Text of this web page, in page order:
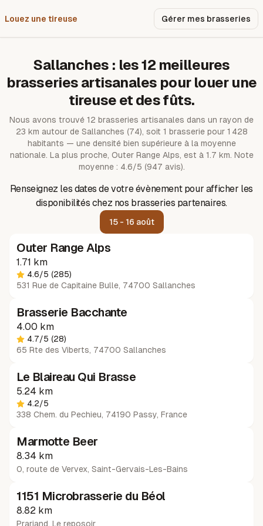
Louez une tireuse Gérer mes brasseries
Sallanches : les12 meilleures
brasseries artisanales pour louer une
tireuse et des fûts.
Nous avons trouvé 12 brasseries artisanales dans un rayon de
23 km autour de Sallanches (74), soit 1 brasserie pour 1 428
habitants — une densité bien supérieure à la moyenne
nationale. La plus proche, Outer Range Alps, est à 1.7 km. Note
moyenne : 4.6/5 (947 avis).
Renseignez les dates de votre évènement pour afficher les
disponibilités chez nos brasseries partenaires.
15 - 16 août
Outer Range Alps
1.71 km
4.6/5 (285)
531 Rue de Capitaine Bulle, 74700 Sallanches
Brasserie Bacchante
4.00 km
4.7/5 (28)
65 Rte des Viberts, 74700 Sallanches
Le Blaireau Qui Brasse
5.24 km
4.2/5
338 Chem. du Pechieu, 74190 Passy, France
Marmotte Beer
8.34 km
0, route de Vervex, Saint-Gervais-Les-Bains
1151 Microbrasserie du Béol
8.82 km
Prariand, Le reposoir